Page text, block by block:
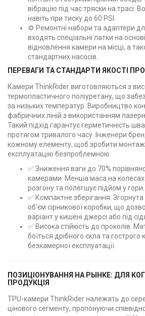
вібрацію під час тряски на трасі.
навіть при тиску до 60 PSI.
⚙️ Ремонтні набори та адаптери
входять спеціальні латки на
відновлення камери на місці, а
стандартних насосів.
ПЕРЕВАГИ ТА СТАНДАРТИ ЯКОСТІ
Камери ThinkRider виготовляються з
термопластичного поліуретану, що
за низьких температур. Виробництво
фабричних ліній з використанням
Такий підхід гарантує герметичність
протягом тривалого часу. Інженери
кожному елементу, щоб зробити
експлуатацію безпроблемною.
✅ Зниження ваги до 70%
камерами. Менша маса на
розгону та полегшує підйом у гори.
✅ Компактне зберігання.
об'єм сірникової коробки, що
варіант у кишені джерсі або під
✅ Висока стійкість до проколів.
боїться дрібного скла та гострого
безкамерної експлуатації.
ПОЗИЦІОНУВАННЯ НА РЫНКЕ: ДЛЯ
ПРОДУКЦІЯ
TPU-камери ThinkRider належать до
цінового сегменту, пропонуючи